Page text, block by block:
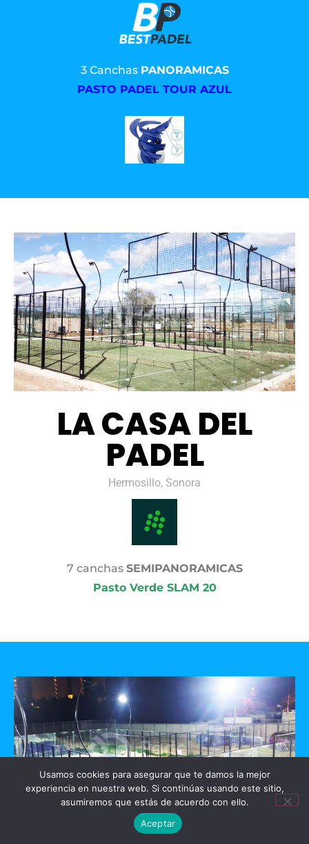
3 Canchas PANORAMICAS
PASTO PADEL TOUR AZUL
LA CASA DEL
PADEL
Hermosillo, Sonora
7 canchas SEMIPANORAMICAS
Pasto Verde SLAM 20
Usamos cookies para asegurar que te damos la mejor
experiencia en nuestra web. Si continúas usando este sitio,
asumiremos que estás de acuerdo con ello.
Aceptar